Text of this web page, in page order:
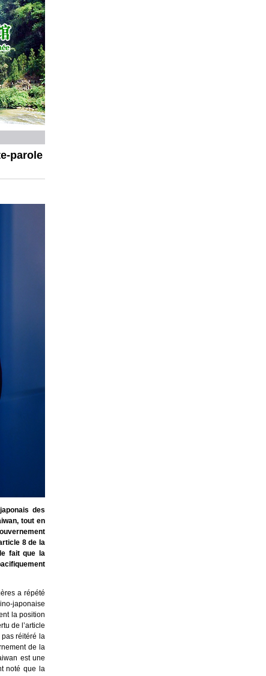
parole
des
tout en
8 de la
fait que la
a répété
japonaise
la position
de l’article
réitéré la
de la
est une
noté que la